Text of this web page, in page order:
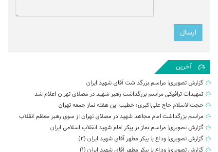
آخرین
گزارش تصویری| مراسم بزرگداشت آقای شهید ایران
تمهیدات ترافیکی مراسم بزرگداشت رهبر شهید در مصلای تهران اعلام شد
حجت‌الاسلام حاج علی‌اکبری؛ خطیب این هفته نماز جمعه تهران
مراسم بزرگداشت امام مجاهد شهید در مصلای تهران از سوی رهبر معظم انقلاب
گزارش تصویری| مراسم نماز بر پیکر امام شهید انقلاب اسلامی ایران
گزارش تصویری| وداع با پیکر مطهر آقای شهید ایران (2)
گزارش تصویری| وداع با پیکر مطهر آقای شهید ایران (1)